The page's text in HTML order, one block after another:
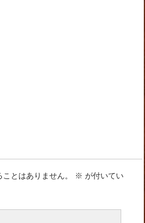
とはありません。 ※ が付いてい